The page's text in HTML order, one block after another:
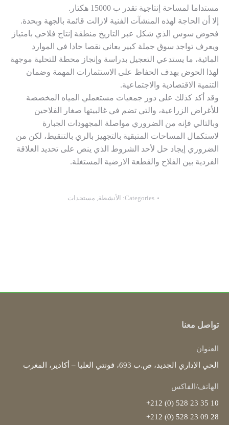
مستداما لمساحة إنتاجية تقدر ب 15000 هكتار.
إلا أن الحاجة لهذه المنشآت الفنية لازالت قائمة بالجهة وبحدة.
فحوض سوس الذي شكل عبر التاريخ منطقة إنتاج فلاحي بامتياز
ويعرف تواجد سوق جملة كبير يعاني نقصا حادا في الموارد
المائية، ما يستدعي التعجيل بدراسة وإنجاز محطة للتحلية موجهة
لهذا الحوض بهدف الحفاظ على الاستثمارات المهمة وضمان
التنمية الاقتصادية والاجتماعية.
وقد أكد كذلك على دور جمعيات مستعملي المياه المخصصة
للأغراض الزراعية، والتي تضم في غالبيتها صغار الفلاحين
وبالتالي فإنه من الضروري مواصلة المجهودات الجبارة
لاستكمال المساحات المتبقية بالتجهيز بالري بالتنقيط، لكن من
الضروري إيجاد حل لأحد الشروط الذي ينص على تحديد العلاقة
الفردية بين الفلاح والقطعة الارضية المستغلة.
Categories: الأنشطة, مستجدات
تواصل معنا
العنوان
الحي الإداري الجديد، ص.ب 693، فونتي العليا – أكادير، المغرب
الهاتف/الفاكس
10 35 23 528 (0) 212+
28 09 23 528 (0) 212+